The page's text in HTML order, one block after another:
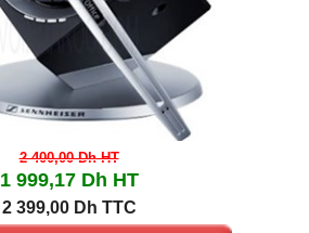
2 400,00 DhHT
1 999,17 Dh HT
2 399,00 Dh TTC